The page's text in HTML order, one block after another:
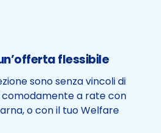
flessibile
sono senza vincoli di
comodamente a rate con
o con il tuo Welfare